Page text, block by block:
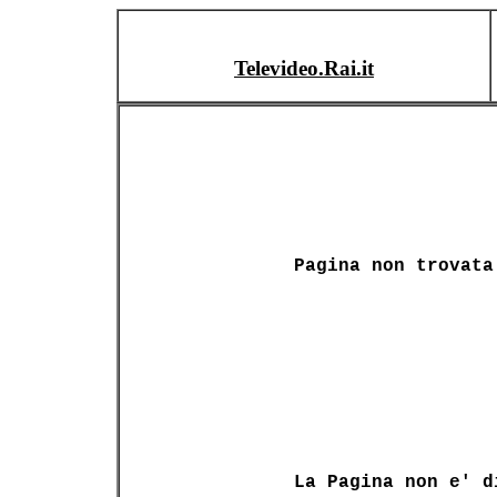
Televideo.Rai.it
Pagina non trovata
La Pagina non e'